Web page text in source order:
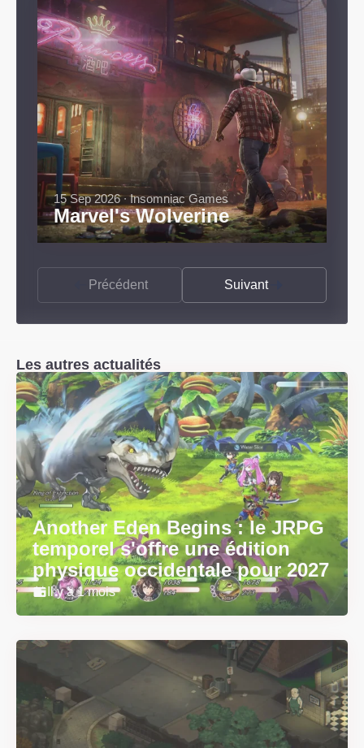
Marvel's Wolverine
15 Sep 2026 ∙ Insomniac Games
Précédent Suivant
Les autres actualités
Another Eden Begins : le JRPG
temporel s'offre une édition
physique occidentale pour 2027
Il y a 1 mois